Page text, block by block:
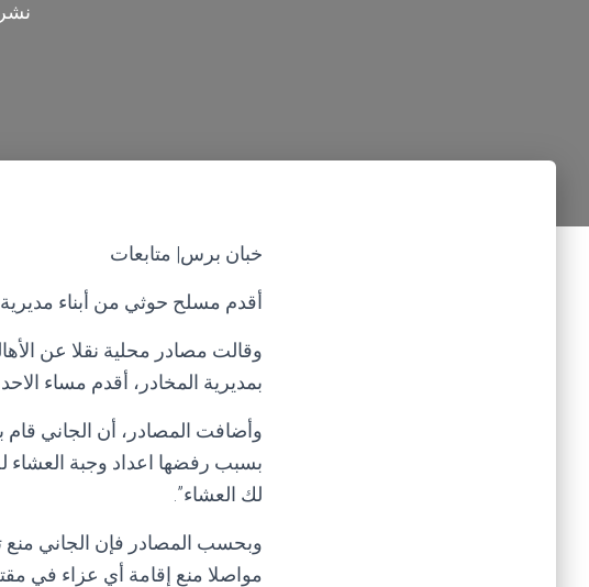
خبان برس| متابعات
أقدم مسلح حوثي من أبناء
وقالت مصادر محلية نقلا عن
بمديرية المخادر، أقدم مساء الاحد 20 سبتمبر 2020م على قتل شقيقته ودفنها.
وأضافت المصادر، أن الجاني
بسبب رفضها اعداد وجبة العشاء
لك العشاء”.
وبحسب المصادر فإن الجاني منع
مواصلا منع إقامة أي عزاء في